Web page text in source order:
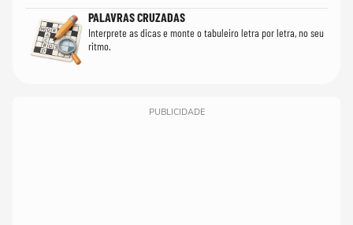
PALAVRAS CRUZADAS
Interprete as dicas e monte o tabuleiro letra por letra, no seu
ritmo.
PUBLICIDADE